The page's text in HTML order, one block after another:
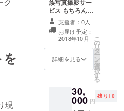
現
時が前後いたし
ます。
さらに
オリジ
ナルポ
スト
カード3
枚つい
す！ オ
リジナ
真
http://i
族写真撮影サー
ビス もちろん家
族だけでなく、
友達やカップル
の方など、記念
撮影に！ 割高で
すが是非一度お
試しください！
オススメは 写真
お買い求めいた
だけます！ また
支援者：0人
お届け予定：
2018年10月
詳細を見る
こ
の
リ
タ
ー
ン
を
選
択
す
る
30,
000 円
残り10